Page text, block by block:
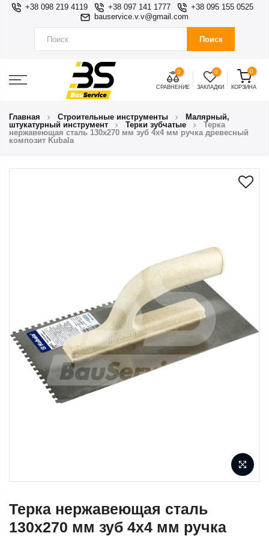
+38 098 219 4119 +38 097 141 1777
+38 095 155 0525
bauservice.v.v@gmail.com
Поиск
0
СРАВНЕНИЕ
0
ЗАКЛАДКИ
0
КОРЗИНА
Главная Строительные инструменты
Малярный,
штукатурный инструмент
Терки зубчатые
Терка
нержавеющая сталь 130х270 мм зуб 4х4 мм ручка древесный
композит Kubala
Терка нержавеющая сталь
130х270 мм зуб 4х4 мм ручка